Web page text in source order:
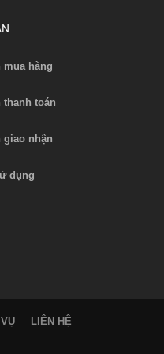
mua hàng
thanh toán
giao nhận
dụng
LIÊN HỆ